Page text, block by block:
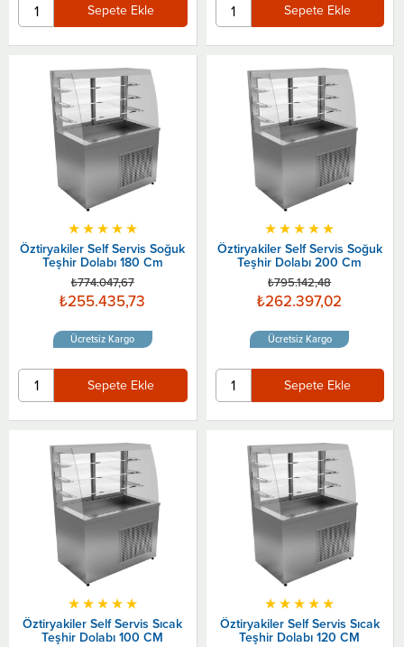
Sepete Ekle Sepete Ekle
Öztiryakiler Self Servis Soğuk
Teşhir Dolabı 180 Cm
★★★★★
₺255.435,73
₺774.047,67
Sepete Ekle
Ücretsiz Kargo
Öztiryakiler Self Servis Soğuk
Teşhir Dolabı 200 Cm
★★★★★
₺262.397,02
₺795.142,48
Sepete Ekle
Ücretsiz Kargo
Öztiryakiler Self Servis Sıcak
Teşhir Dolabı 100 CM
★★★★★
Öztiryakiler Self Servis Sıcak
Teşhir Dolabı 120 CM
★★★★★